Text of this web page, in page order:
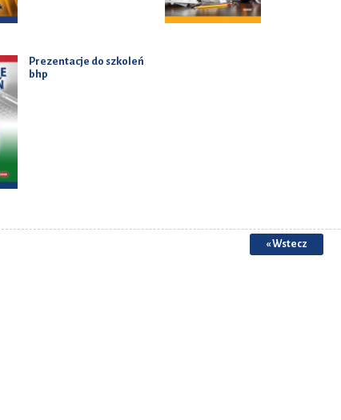
Prezentacje do szkoleń
bhp
« Wstecz